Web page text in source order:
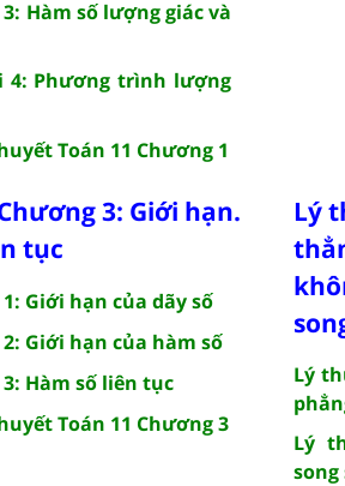
Hàm số lượng giác và
4: Phương trình lượng
Toán 11 Chương 1
3: Giới hạn.
tục
Giới hạn của dãy số
Giới hạn của hàm số
Hàm số liên tục
Toán 11 Chương 3
Lý
Lý
Lý